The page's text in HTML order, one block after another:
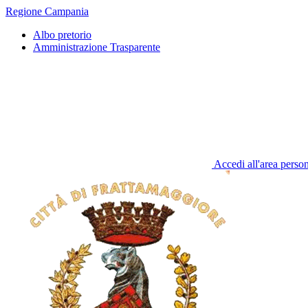
Regione Campania
Albo pretorio
Amministrazione Trasparente
Accedi all'area